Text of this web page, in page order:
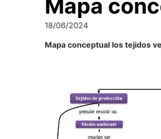
Mapa
18/06/2024
Mapa conceptual los tejidos